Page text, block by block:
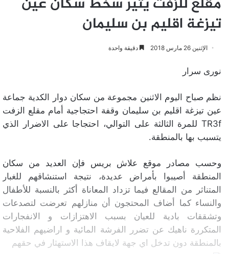
تيزغة اقليم بن سليمان
الإثنين 26 مارس 2018 دقيقة واحدة
نورى سرار
نظم صباح اليوم الاثنين مجموعة من سكان دوار الكدية جماعة
عين تيزغة اقليم بن سليمان وقفة احتجاجية أمام مقلع الزفت
TR3f للمرة الثالثة على التوالي، احتجاجا على الاضرار الذي
يتسبب بها بالمنطقة.
وحسب مصادر موقع علاش بريس فإن العديد من سكان
المنطقة أصيبوا بأمراض عديدة، نتيجة استنشاقهم للغبار
المتناثر من المقالع فيما تزداد المعاناة أكثر بالنسبة للأطفال
والنساء كما أضاف المحتجون أن منازلهم تعرضت لتصدعات
وتشققات بادية للعيان بسبب الاهتزازات و الانفجارات
المتكررة ناهيك عن تضرر الفرشة المائية و اراضيهم الفلاحية
بالمنطقة دون تدخل اي جهة لايقاف هذا الاستهثار في حقهم